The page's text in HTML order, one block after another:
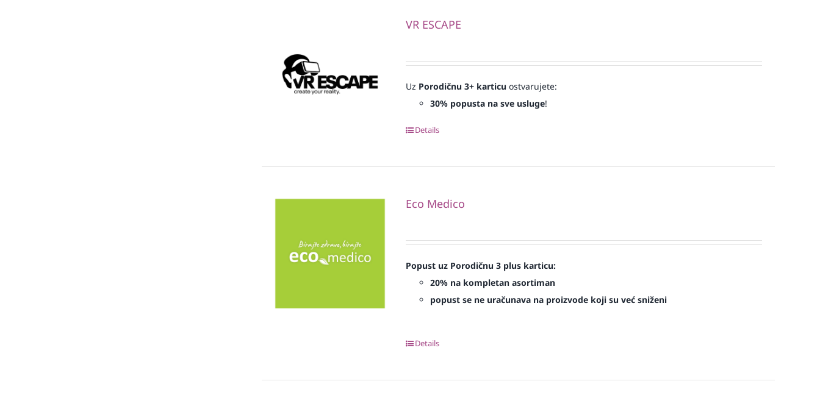
VR ESCAPE
Uz Porodičnu 3+ karticu ostvarujete:
30% popusta na sve usluge!
Details
Eco Medico
Popust uz Porodičnu 3 plus karticu:
20% na kompletan asortiman
popust se ne uračunava na proizvode koji su već sniženi
Details